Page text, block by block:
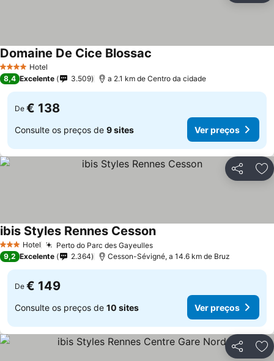
4 EstrelasHotel
Domaine De Cice Blossac
8,4 Excelente 3.509 a 2.1 km de Centro da cidade
De € 138
Consulte os preços de 9 sites Ver preços
Partilhar
3 EstrelasHotel Perto do Parc des GayeullesVer preços
ibis Styles Rennes CessonVer preços
9,2 Excelente 2.364 Cesson-Sévigné, a 14.6 km de Bruz
De € 149
Consulte os preços de 10 sites Ver preços
Partilhar